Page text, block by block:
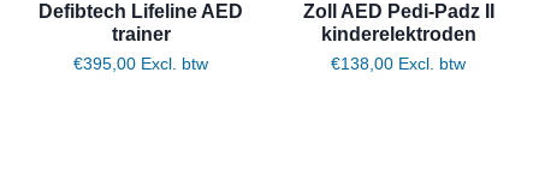
Defibtech Lifeline AED
trainer
€395,00 Excl. btw
Zoll AED Pedi-Padz II
kinderelektroden
€138,00 Excl. btw